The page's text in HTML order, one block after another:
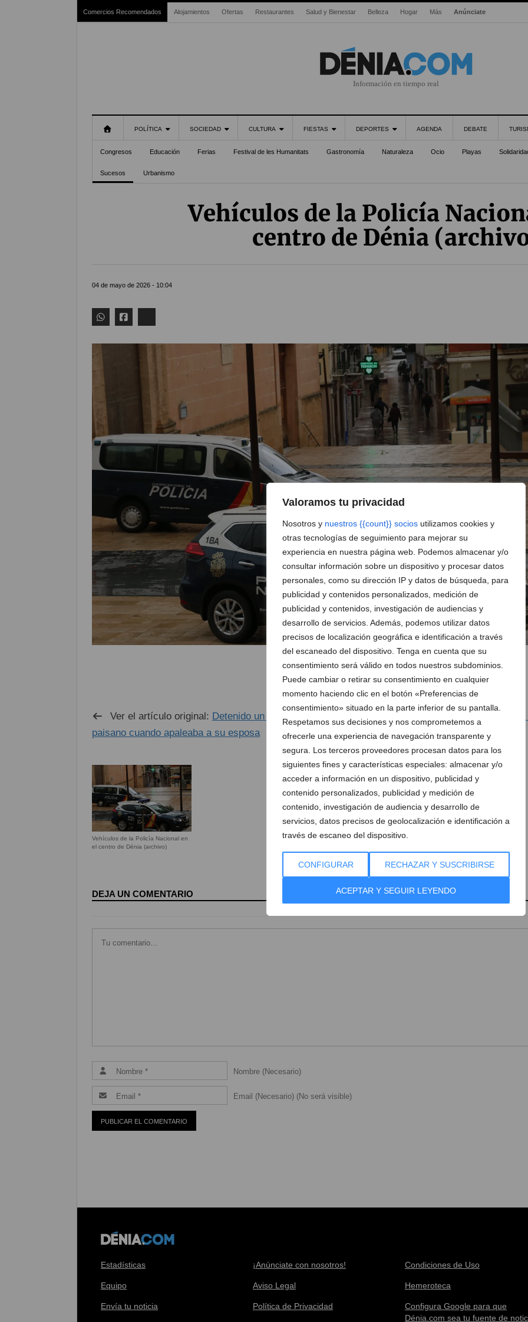
Valoramos tu privacidad
Nosotros y nuestros {{count}} socios utilizamos cookies y
otras tecnologías de seguimiento para mejorar su
experiencia en nuestra página web. Podemos almacenar y/o
consultar información sobre un dispositivo y procesar datos
personales, como su dirección IP y datos de búsqueda, para
publicidad y contenidos personalizados, medición de
publicidad y contenidos, investigación de audiencias y
desarrollo de servicios. Además, podemos utilizar datos
precisos de localización geográfica e identificación a través
del escaneado del dispositivo. Tenga en cuenta que su
consentimiento será válido en todos nuestros subdominios.
Puede cambiar o retirar su consentimiento en cualquier
momento haciendo clic en el botón «Preferencias de
consentimiento» situado en la parte inferior de su pantalla.
Respetamos sus decisiones y nos comprometemos a
ofrecerle una experiencia de navegación transparente y
segura. Los terceros proveedores procesan datos para los
siguientes fines y características especiales: almacenar y/o
acceder a información en un dispositivo, publicidad y
contenido personalizados, publicidad y medición de
contenido, investigación de audiencia y desarrollo de
servicios, datos precisos de geolocalización e identificación a
través de escaneo del dispositivo.
CONFIGURAR RECHAZAR Y SUSCRIBIRSE
ACEPTAR Y SEGUIR LEYENDO
Comercios Recomendados Alojamientos Ofertas Restaurantes Salud y Bienestar Belleza Hogar Más Anúnciate
Información en tiempo real
POLÍTICA SOCIEDAD CULTURA FIESTAS DEPORTES AGENDA DEBATE
Congresos Educación Ferias Festival de les Humanitats Gastronomía Naturaleza Ocio Playas
Sucesos Urbanismo
Vehículos de la Policía
centro de Dénia
04 de mayo de 2026 - 10:04
1 de 1
Ver el artículo original: Detenido un septuagenario en Dénia tras ser sorprendido por un policía
paisano cuando apaleaba a su esposa
Vehículos de la Policía Nacional en
el centro de Dénia (archivo)
DEJA UN COMENTARIO
Nombre (Necesario)
Email (Necesario) (No será visible)
Estadísticas
Equipo
Envía tu noticia
¡Anúnciate con nosotros!
Aviso Legal
Política de Privacidad
Condiciones de Uso
Hemeroteca
Configura Google para que
Dénia.com sea tu fuente de